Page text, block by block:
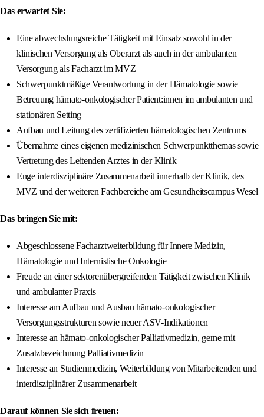
Das erwartet Sie:
Eine abwechslungsreiche Tätigkeit mit Einsatz sowohl in der
klinischen Versorgung als Oberarzt als auch in der ambulanten
Versorgung als Facharzt im MVZ
Schwerpunktmäßige Verantwortung in der Hämatologie sowie
Betreuung hämato-onkologischer Patient:innen im ambulanten und
stationären Setting
Aufbau und Leitung des zertifizierten hämatologischen Zentrums
Übernahme eines eigenen medizinischen Schwerpunktthemas sowie
Vertretung des Leitenden Arztes in der Klinik
Enge interdisziplinäre Zusammenarbeit innerhalb der Klinik, des
MVZ und der weiteren Fachbereiche am Gesundheitscampus Wesel
Das bringen Sie mit:
Abgeschlossene Facharztweiterbildung für Innere Medizin,
Hämatologie und Internistische Onkologie
Freude an einer sektorenübergreifenden Tätigkeit zwischen Klinik
und ambulanter Praxis
Interesse am Aufbau und Ausbau hämato-onkologischer
Versorgungsstrukturen sowie neuer ASV-Indikationen
Interesse an hämato-onkologischer Palliativmedizin, gerne mit
Zusatzbezeichnung Palliativmedizin
Interesse an Studienmedizin, Weiterbildung von Mitarbeitenden und
interdisziplinärer Zusammenarbeit
Darauf können Sie sich freuen: